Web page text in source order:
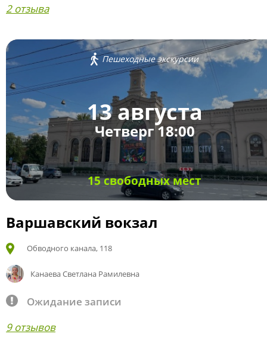
2 отзыва
Пешеходные экскурсии
13 августа
Четверг 18:00
15 свободных мест
Варшавский вокзал
Обводного канала, 118
Канаева Светлана Рамилевна
Ожидание записи
9 отзывов